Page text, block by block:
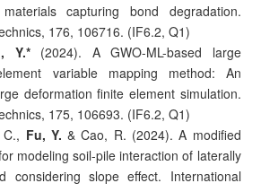
capturing bond degradation.
176, 106716. (IF6.2, Q1)
Y.*(2024). A GWO-ML-based large
variable mapping method: An
deformation finite element simulation.
175, 106693. (IF6.2, Q1)
Fu, Y.& Cao, R. (2024). A modified
modeling soil-pile interaction of laterally
considering slope effect. International